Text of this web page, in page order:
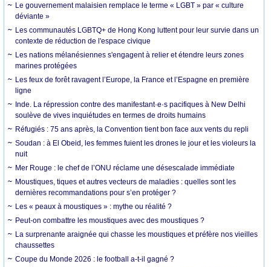
Le gouvernement malaisien remplace le terme « LGBT » par « culture
déviante »
Les communautés LGBTQ+ de Hong Kong luttent pour leur survie dans un
contexte de réduction de l'espace civique
Les nations mélanésiennes s'engagent à relier et étendre leurs zones
marines protégées
Les feux de forêt ravagent l’Europe, la France et l’Espagne en première
ligne
Inde. La répression contre des manifestant·e·s pacifiques à New Delhi
soulève de vives inquiétudes en termes de droits humains
Réfugiés : 75 ans après, la Convention tient bon face aux vents du repli
Soudan : à El Obeid, les femmes fuient les drones le jour et les violeurs la
nuit
Mer Rouge : le chef de l’ONU réclame une désescalade immédiate
Moustiques, tiques et autres vecteurs de maladies : quelles sont les
dernières recommandations pour s’en protéger ?
Les « peaux à moustiques » : mythe ou réalité ?
Peut-on combattre les moustiques avec des moustiques ?
La surprenante araignée qui chasse les moustiques et préfère nos vieilles
chaussettes
Coupe du Monde 2026 : le football a-t-il gagné ?